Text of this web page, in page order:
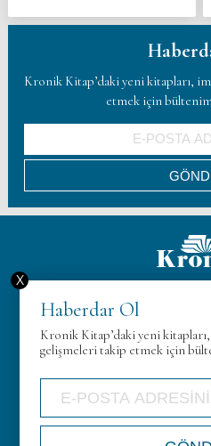
Kronik Kitap’daki yeni kitapları,
etmek için
Gizlilik
Haberdar Ol
Kronik Kitap’daki yeni
gelişmeleri takip etmek için
X